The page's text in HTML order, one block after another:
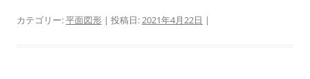
カテゴリー:平面図形 | 投稿日:2021年4月22日 |